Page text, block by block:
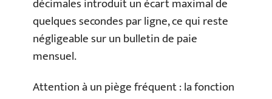
quelques secondes par ligne, ce qui reste
négligeable sur un bulletin de paie
mensuel.
Attention à un piège fréquent : la fonction